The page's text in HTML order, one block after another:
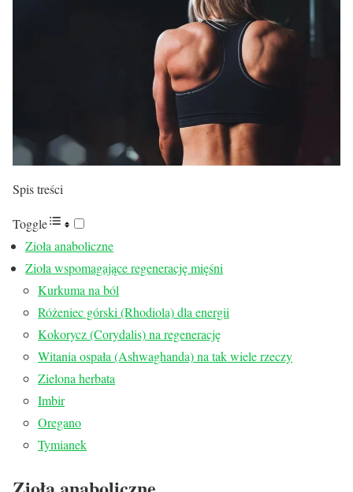
Spis treści
Toggle
Zioła anaboliczne
Zioła wspomagające regenerację mięśni
Kurkuma na ból
Różeniec górski (Rhodiola) dla energii
Kokorycz (Corydalis) na regenerację
Witania ospała (Ashwaghanda) na tak wiele rzeczy
Zielona herbata
Imbir
Oregano
Tymianek